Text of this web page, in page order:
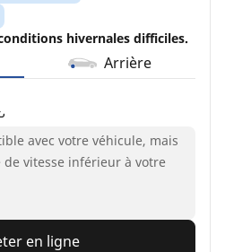
hivernales difficiles.
Arrière
avec votre véhicule, mais
vitesse inférieur à votre
en ligne